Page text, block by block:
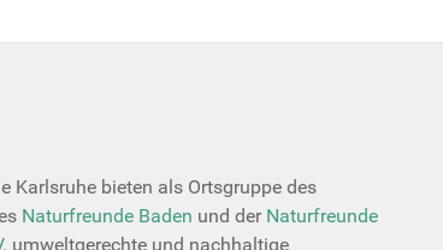
Karlsruhe bieten als Ortsgruppe des
Naturfreunde Baden und der Naturfreunde
umweltgerechte und nachhaltige